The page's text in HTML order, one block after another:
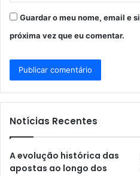
Guardar o meu nome, email e
próxima vez que eu comentar.
Notícias Recentes
A evolução histórica das
apostas ao longo dos